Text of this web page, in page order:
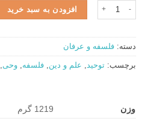
مجموعه آثار علامه طباطبایی | جلد ۰۸ | مجموعه رسائل ج٬۱ ۲ و ۳ عدد
افزودن به سبد خرید
دسته: فلسفه و عرفان
برچسب: توحید, علم و دین, فلسفه, وحی,
وزن 1219 گرم